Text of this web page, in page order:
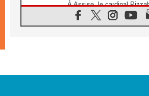
À Assise, le cardinal
«les chrétiens veulent la
06.08.2026